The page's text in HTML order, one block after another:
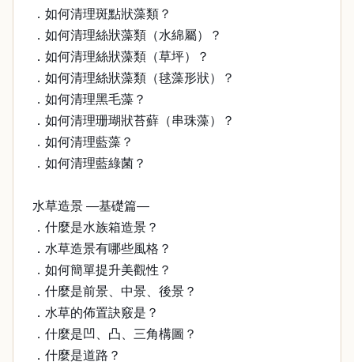
．如何清理斑點狀藻類？
．如何清理絲狀藻類（水綿屬）？
．如何清理絲狀藻類（草坪）？
．如何清理絲狀藻類（毬藻形狀）？
．如何清理黑毛藻？
．如何清理珊瑚狀苔蘚（串珠藻）？
．如何清理藍藻？
．如何清理藍綠菌？
水草造景 —基礎篇—
．什麼是水族箱造景？
．水草造景有哪些風格？
．如何簡單提升美觀性？
．什麼是前景、中景、後景？
．水草的佈置訣竅是？
．什麼是凹、凸、三角構圖？
．什麼是道路？